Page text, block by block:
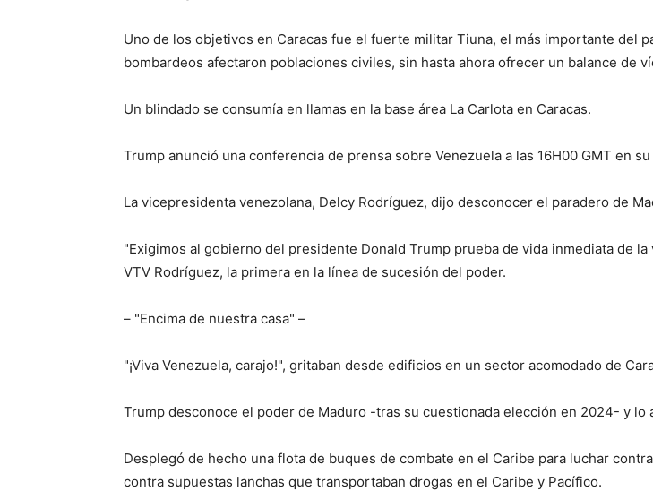
Uno de los objetivos en Caracas fue el fuerte militar Tiuna, el más importante del
bombardeos afectaron poblaciones civiles, sin hasta ahora ofrecer un balance de
Un blindado se consumía en llamas en la base área La Carlota en Caracas.
Trump anunció una conferencia de prensa sobre Venezuela a las 16H00 GMT en
La vicepresidenta venezolana, Delcy Rodríguez, dijo desconocer el paradero de
"Exigimos al gobierno del presidente Donald Trump prueba de vida inmediata de
VTV Rodríguez, la primera en la línea de sucesión del poder.
– "Encima de nuestra casa" –
"¡Viva Venezuela, carajo!", gritaban desde edificios en un sector acomodado de
Trump desconoce el poder de Maduro -tras su cuestionada elección en 2024- y lo
Desplegó de hecho una flota de buques de combate en el Caribe para luchar
contra supuestas lanchas que transportaban drogas en el Caribe y Pacífico.